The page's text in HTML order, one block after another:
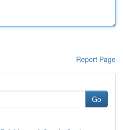
Report Page
Go